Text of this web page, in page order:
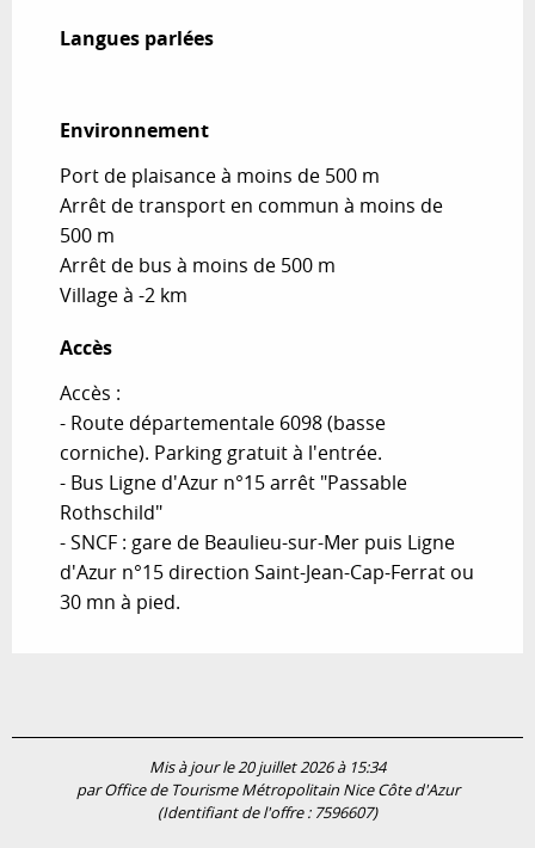
Langues parlées
Langues parlées
Environnement
Environnement
Port de plaisance à moins de 500 m
Arrêt de transport en commun à moins de
500 m
Arrêt de bus à moins de 500 m
Village à -2 km
Accès
Accès
Accès :
- Route départementale 6098 (basse
corniche). Parking gratuit à l'entrée.
- Bus Ligne d'Azur n°15 arrêt "Passable
Rothschild"
- SNCF : gare de Beaulieu-sur-Mer puis Ligne
d'Azur n°15 direction Saint-Jean-Cap-Ferrat ou
30 mn à pied.
Mis à jour le 20 juillet 2026 à 15:34
par Office de Tourisme Métropolitain Nice Côte d'Azur
(Identifiant de l'offre : 7596607)